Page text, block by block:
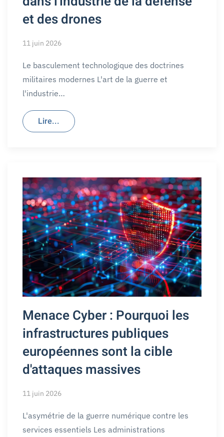
et des drones
11 juin 2026
Le basculement technologique des doctrines
militaires modernes L'art de la guerre et
l'industrie…
Lire...
Menace Cyber : Pourquoi les
infrastructures publiques
européennes sont la cible
d'attaques massives
11 juin 2026
L'asymétrie de la guerre numérique contre les
services essentiels Les administrations